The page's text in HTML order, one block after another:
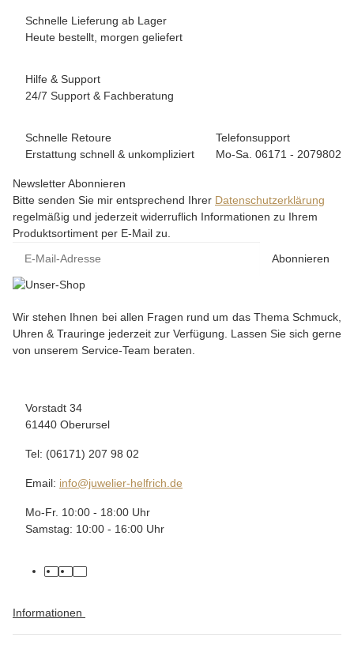
Schnelle Lieferung ab Lager
Heute bestellt, morgen geliefert
Hilfe & Support
24/7 Support & Fachberatung
Schnelle Retoure
Erstattung schnell & unkompliziert
Telefonsupport
Mo-Sa. 06171 - 2079802
Newsletter Abonnieren
Bitte senden Sie mir entsprechend Ihrer Datenschutzerklärung
regelmäßig und jederzeit widerruflich Informationen zu Ihrem
Produktsortiment per E-Mail zu.
Abonnieren
Wir stehen Ihnen bei allen Fragen rund um das Thema Schmuck,
Uhren & Trauringe jederzeit zur Verfügung. Lassen Sie sich gerne
von unserem Service-Team beraten.
Vorstadt 34
61440 Oberursel
Tel: (06171) 207 98 02
Email: info@juwelier-helfrich.de
Mo-Fr. 10:00 - 18:00 Uhr
Samstag: 10:00 - 16:00 Uhr
Informationen